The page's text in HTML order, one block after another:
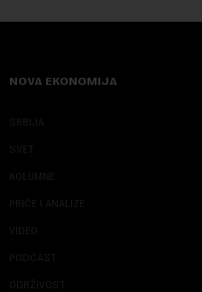
NOVA EKONOMIJA
SRBIJA
SVET
KOLUMNE
PRIČE I ANALIZE
VIDEO
PODCAST
ODRŽIVOST